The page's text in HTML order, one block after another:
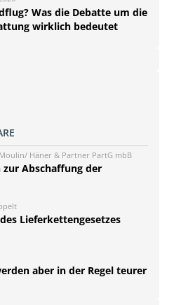
Was die Debatte um die
wirklich bedeutet
Häner & Partner PartG mbB
zur Abschaffung der
Lieferkettengesetzes
aber in der Regel teurer